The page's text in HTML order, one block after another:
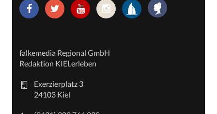
falkemedia Regional GmbH
Redaktion KIELerleben
Exerzierplatz 3
24103 Kiel